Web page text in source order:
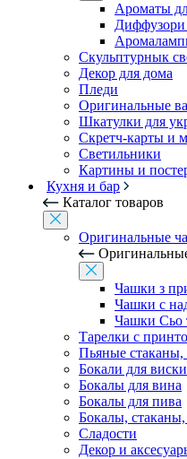
Ароматы
Скульптурнык
Декор для дома
Пледи
Оригинальные
Шкатулки для
Скретч-карты и
Светильники
Картины и
Кухня и бар
Каталог товаров
Оригинальные
Чашки з
Чашки с
Чашки Сьо
Тарелки с
Пьяные
Бокали для виски
Бокалы для вина
Бокалы для пива
Бокалы,
Сладости
Декор и